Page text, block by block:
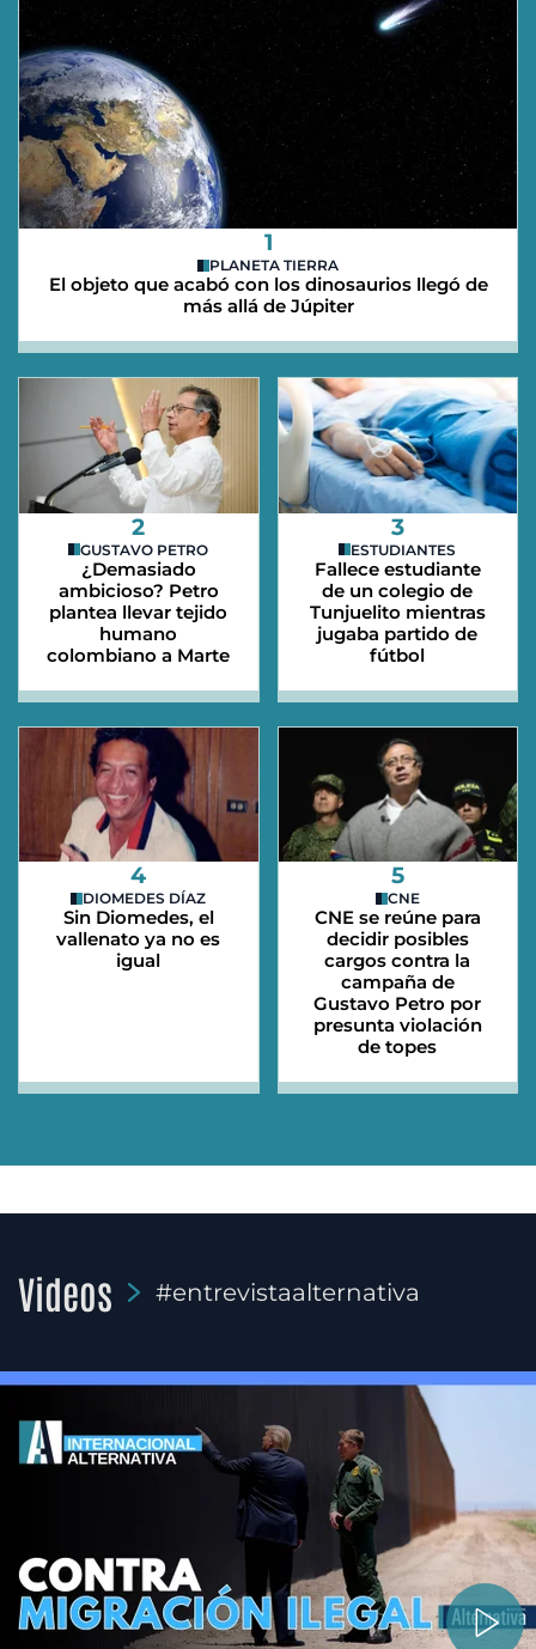
1
PLANETA TIERRA
El objeto que acabó con los dinosaurios llegó de
más allá de Júpiter
2
GUSTAVO PETRO
¿Demasiado
ambicioso? Petro
plantea llevar tejido
humano
colombiano a Marte
3
ESTUDIANTES
Fallece estudiante
de un colegio de
Tunjuelito mientras
jugaba partido de
fútbol
4
DIOMEDES DÍAZ
Sin Diomedes, el
vallenato ya no es
igual
5
CNE
CNE se reúne para
decidir posibles
cargos contra la
campaña de
Gustavo Petro por
presunta violación
de topes
Videos #entrevistaalternativa